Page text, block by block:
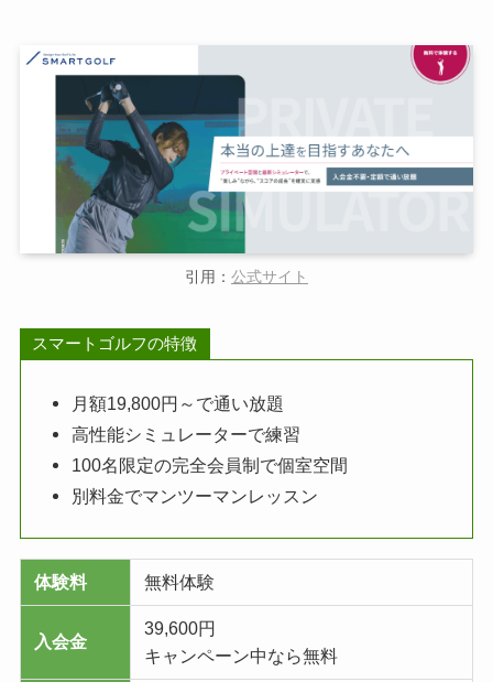
引用： 公式サイト
スマートゴルフの特徴
月額19,800円～で通い放題
高性能シミュレーターで練習
100名限定の完全会員制で個室空間
別料金でマンツーマンレッスン
体験料 無料体験
入会金
39,600円
キャンペーン中なら無料